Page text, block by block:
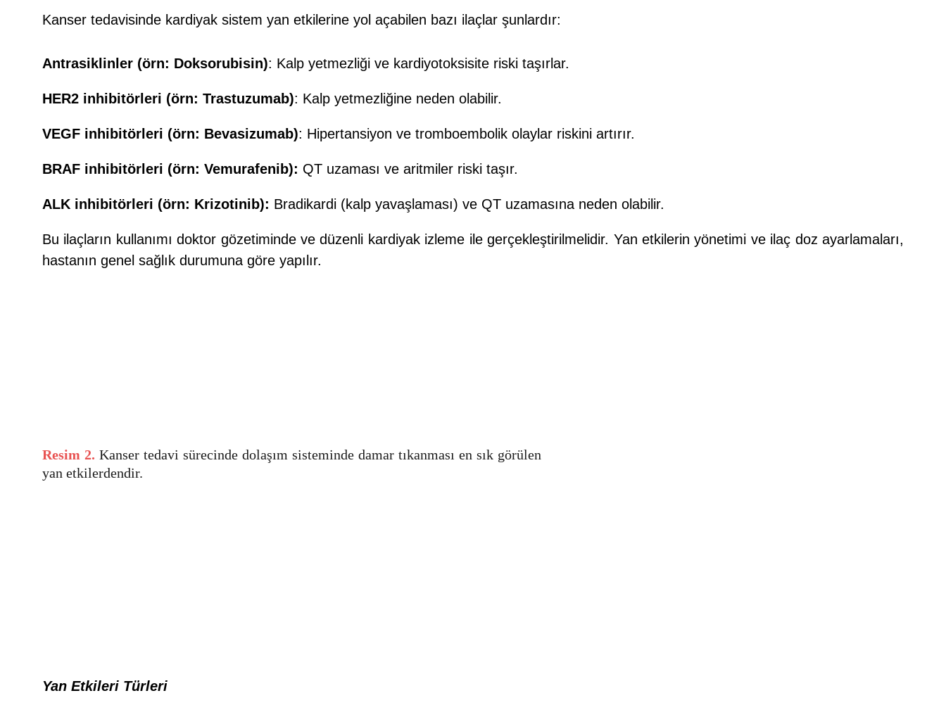
Kanser tedavisinde kardiyak sistem yan etkilerine yol açabilen bazı ilaçlar şunlardır:
Antrasiklinler (örn: Doksorubisin): Kalp yetmezliği ve kardiyotoksisite riski taşırlar.
HER2 inhibitörleri (örn: Trastuzumab): Kalp yetmezliğine neden olabilir.
VEGF inhibitörleri (örn: Bevasizumab): Hipertansiyon ve tromboembolik olaylar riskini artırır.
BRAF inhibitörleri (örn: Vemurafenib): QT uzaması ve aritmiler riski taşır.
ALK inhibitörleri (örn: Krizotinib): Bradikardi (kalp yavaşlaması) ve QT uzamasına neden olabilir.
Bu ilaçların kullanımı doktor gözetiminde ve düzenli kardiyak izleme ile gerçekleştirilmelidir. Yan etkilerin yönetimi ve ilaç doz ayarlamaları,
hastanın genel sağlık durumuna göre yapılır.
Resim 2. Kanser tedavi sürecinde dolaşım sisteminde damar tıkanması en sık görülen
yan etkilerdendir.
Yan Etkileri Türleri